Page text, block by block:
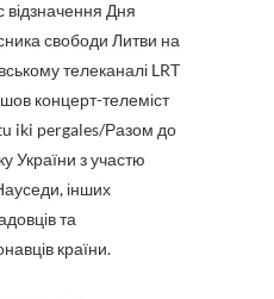
свободи Литви на
телеканалі LRT
концерт-телеміст
iki pergales/Разом до
України з участю
інших
та
країни.